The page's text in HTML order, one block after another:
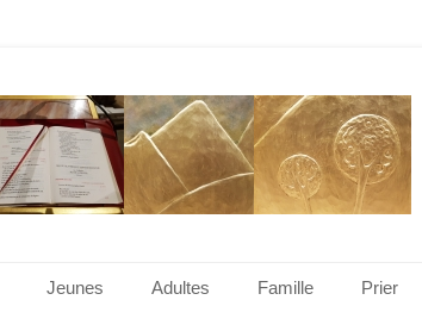
Jeunes Adultes Famille Prier